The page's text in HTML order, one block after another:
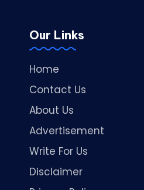
Our Links
Home
Contact Us
About Us
Advertisement
Write For Us
Disclaimer